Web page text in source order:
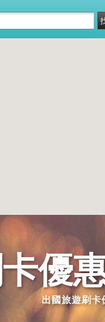
優
出國旅遊刷卡